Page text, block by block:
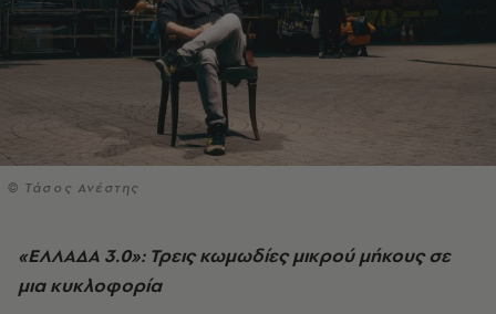
© Τάσος Ανέστης
«ΕΛΛΑΔΑ 3.0»: Τρεις κωμωδίες μικρού μήκους σε
μια κυκλοφορία